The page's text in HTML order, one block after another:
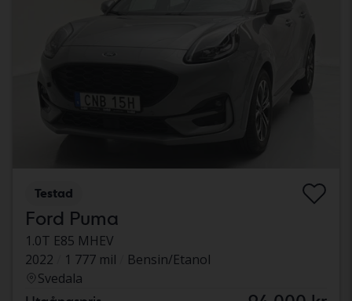
Testad
Ford Puma
1.0T E85 MHEV
2022
1 777 mil
Bensin/Etanol
Svedala